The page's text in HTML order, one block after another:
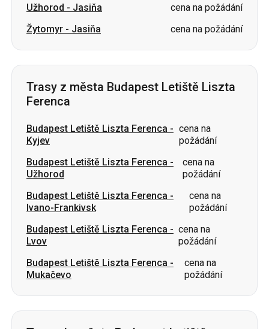
Trasy z města Budapest Letiště Liszta
Ferenca
Budapest Letiště Liszta Ferenca- cena na
Budapest Letiště Liszta Ferenca
Budapest Letiště Liszta Ferenca-
Ivano-Frankivsk
cena na
požádání
Budapest Letiště Liszta Ferenca-
Lvov
cena na
požádání
Budapest Letiště Liszta Ferenca-
Mukačevo
cena na
požádání
Trasy do města Budapest Letiště
Liszta Ferenca
Kyjev-Budapest Letiště Liszta
cena na